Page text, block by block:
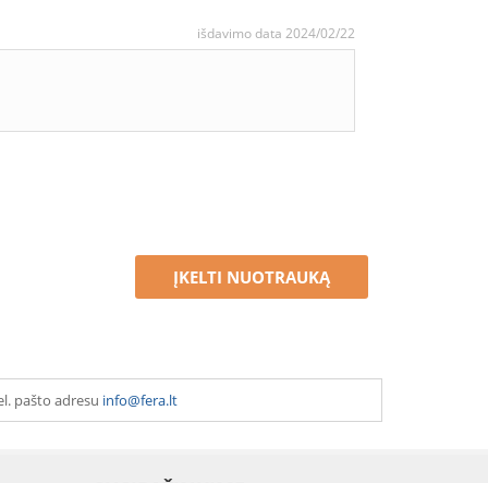
išdavimo data 2024/02/22
ĮKELTI NUOTRAUKĄ
pašto adresu info@fera.lt